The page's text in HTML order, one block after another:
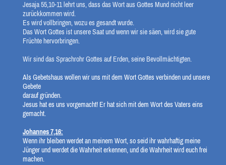
Jesaja 55,10-11 lehrt uns, dass das Wort aus Gottes Mund nicht leer
zurückkommen wird.
Es wird vollbringen, wozu es gesandt wurde.
Das Wort Gottes ist unsere Saat und wenn wir sie säen, wird sie gute
Früchte hervorbringen.
Wir sind das Sprachrohr Gottes auf Erden, seine Bevollmächtigten.
Als Gebetshaus wollen wir uns mit dem Wort Gottes verbinden und unsere
Gebete
darauf gründen.
Jesus hat es uns vorgemacht! Er hat sich mit dem Wort des Vaters eins
gemacht.
Johannes 7,16:
Wenn ihr bleiben werdet an meinem Wort, so seid ihr wahrhaftig meine
Jünger und werdet die Wahrheit erkennen, und die Wahrheit wird euch frei
machen.